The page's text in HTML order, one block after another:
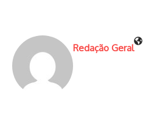
Redação Geral